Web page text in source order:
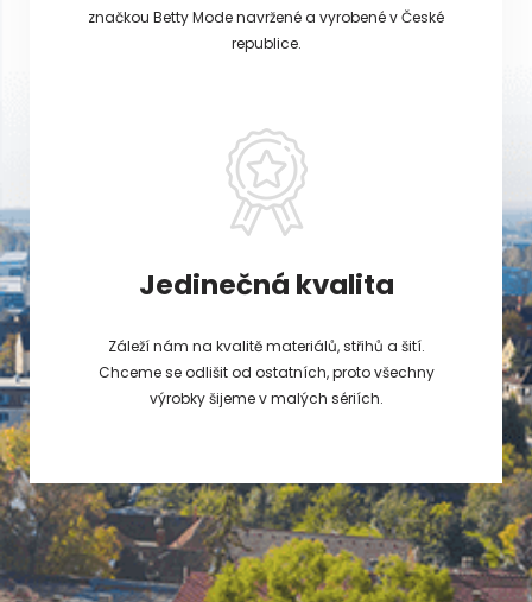
značkou Betty Mode navržené a vyrobené v České
republice.
Jedinečná kvalita
Záleží nám na kvalitě materiálů, střihů a šití.
Chceme se odlišit od ostatních, proto všechny
výrobky šijeme v malých sériích.